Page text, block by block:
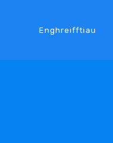
Enghreifftiau